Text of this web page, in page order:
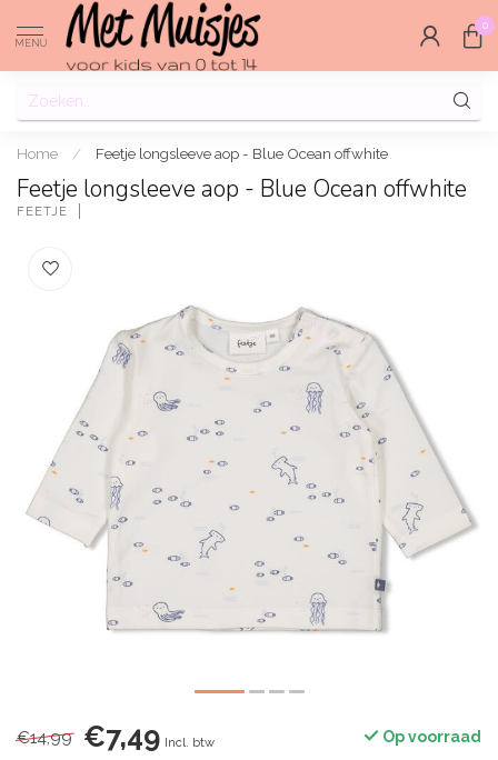
MENU
0
Home / Feetje longsleeve aop - Blue Ocean offwhite
Feetje longsleeve aop - Blue Ocean offwhite
FEETJE
€14,99 €7,49 Incl. btw Op voorraad